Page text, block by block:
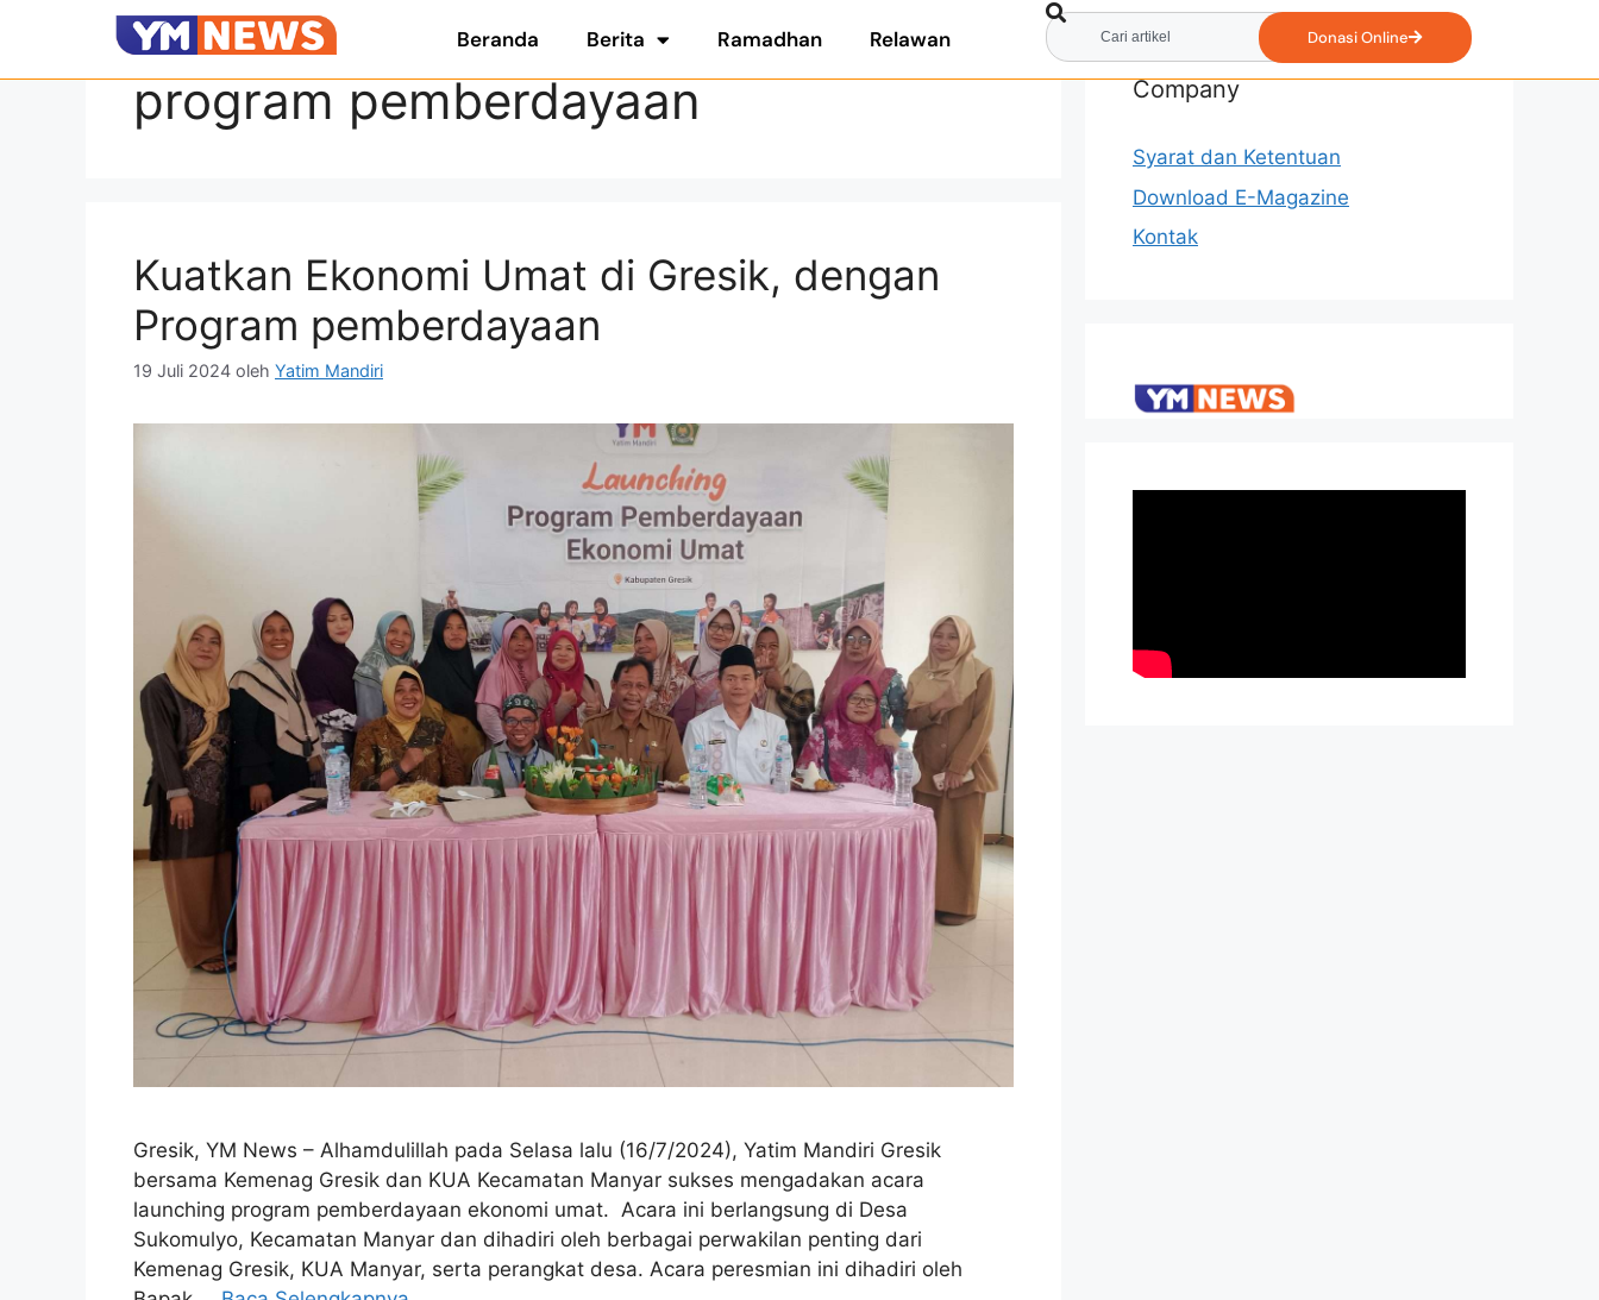
Beranda Berita Ramadhan Relawan Donasi Online
program pemberdayaan
Kuatkan Ekonomi Umat di Gresik, dengan
Program pemberdayaan
19 Juli 2024 oleh Yatim Mandiri
Gresik, YM News – Alhamdulillah pada Selasa lalu (16/7/2024), Yatim Mandiri Gresik
bersama Kemenag Gresik dan KUA Kecamatan Manyar sukses mengadakan acara
launching program pemberdayaan ekonomi umat. Acara ini berlangsung di Desa
Sukomulyo, Kecamatan Manyar dan dihadiri oleh berbagai perwakilan penting dari
Kemenag Gresik, KUA Manyar, serta perangkat desa. Acara peresmian ini dihadiri oleh
Company
Syarat dan Ketentuan
Download E-Magazine
Kontak